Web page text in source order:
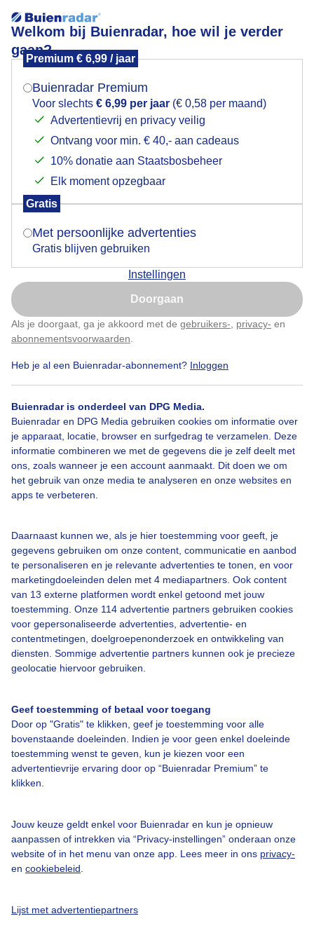
Welkom bij Buienradar, hoe wil je verder
gaan?
Premium € 6,99 / jaar
Buienradar Premium
Voor slechts € 6,99 per jaar (€ 0,58 per maand)
Advertentievrij en privacy veilig
Ontvang voor min. € 40,- aan cadeaus
10% donatie aan Staatsbosbeheer
Elk moment opzegbaar
Gratis
Met persoonlijke advertenties
Gratis blijven gebruiken
Instellingen
Doorgaan
Als je doorgaat, ga je akkoord met de gebruikers- privacy- en
abonnementsvoorwaarden
Heb je al een Buienradar-abonnement? Inloggen
Buienradar is onderdeel van DPG Media.
Buienradar en DPG Media gebruiken cookies om informatie over
je apparaat, locatie, browser en surfgedrag te verzamelen. Deze
informatie combineren we met de gegevens die je zelf deelt met
ons, zoals wanneer je een account aanmaakt. Dit doen we om
het gebruik van onze media te analyseren en onze websites en
apps te verbeteren.
Daarnaast kunnen we, als je hier toestemming voor geeft, je
gegevens gebruiken om onze content, communicatie en aanbod
te personaliseren en je relevante advertenties te tonen, en voor
marketingdoeleinden delen met 4 mediapartners. Ook content
van 13 externe platformen wordt enkel getoond met jouw
toestemming. Onze 114 advertentie partners gebruiken cookies
voor gepersonaliseerde advertenties, advertentie- en
contentmetingen, doelgroepenonderzoek en ontwikkeling van
diensten. Sommige advertentie partners kunnen ook je precieze
geolocatie hiervoor gebruiken.
Geef toestemming of betaal voor toegang
Door op "Gratis" te klikken, geef je toestemming voor alle
bovenstaande doeleinden. Indien je voor geen enkel doeleinde
toestemming wenst te geven, kun je kiezen voor een
advertentievrije ervaring door op “Buienradar Premium” te
klikken.
Jouw keuze geldt enkel voor Buienradar en kun je opnieuw
aanpassen of intrekken via “Privacy-instellingen” onderaan onze
website of in het menu van onze app. Lees meer in ons privacy-
en cookiebeleid
Lijst met advertentiepartners
En? Gaan jullie uitwaaien op het strand vandaag?
Scheveningen archief.
Herfst Regen Wind
Bekijk slideshow
Een moment geduld aub...
Bedrijfsgegevens
Veelgestelde vragen
Contact
Adverteren
Buienradar Team
Cookie beleid
Mogen we je locatie gebruiken voor het
Indien je hier nog geen akkoord op hebt gegeven,
verschijnt er zo een pop-up uit je browser waarin
Is goed, toon de popup
Nu niet, misschien later
Klik hierom dit aan te passen